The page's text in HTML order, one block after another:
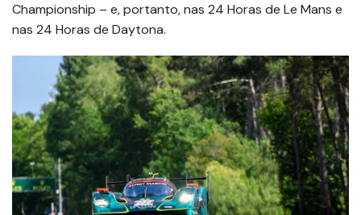
Championship – e, portanto, nas 24 Horas de Le Mans e
nas 24 Horas de Daytona.